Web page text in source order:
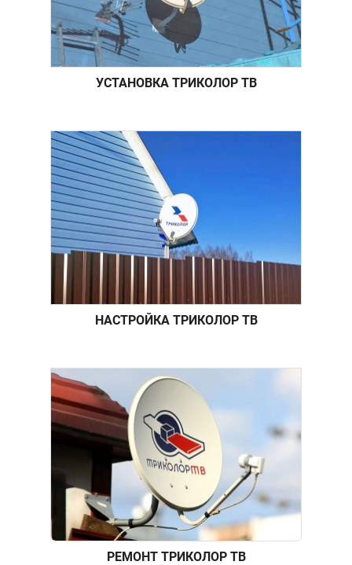
УСТАНОВКА ТРИКОЛОР ТВ
НАСТРОЙКА ТРИКОЛОР ТВ
РЕМОНТ ТРИКОЛОР ТВ